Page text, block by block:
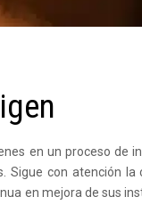
en un proceso de
Sigue con atención la
en mejora de sus